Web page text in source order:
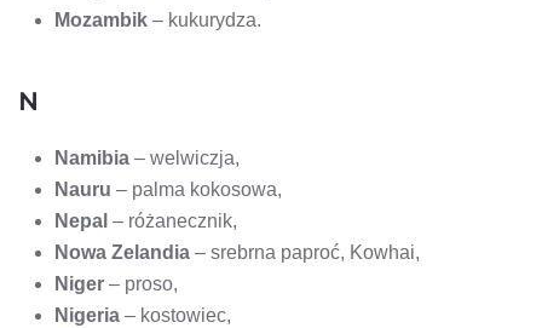
Mozambik – kukurydza.
N
Namibia – welwiczja,
Nauru – palma kokosowa,
Nepal – różanecznik,
Nowa Zelandia – srebrna paproć, Kowhai,
Niger – proso,
Nigeria – kostowiec,